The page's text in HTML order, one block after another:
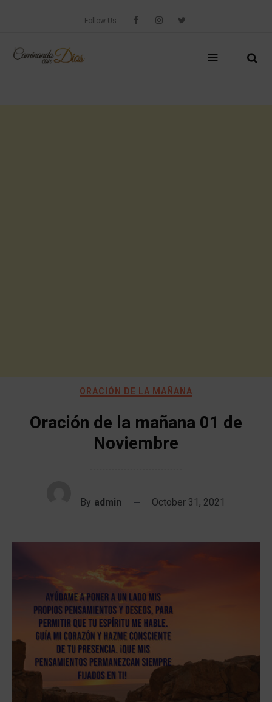
Follow Us
ORACIÓN DE LA MAÑANA
Oración de la mañana 01 de
Noviembre
By admin October 31, 2021